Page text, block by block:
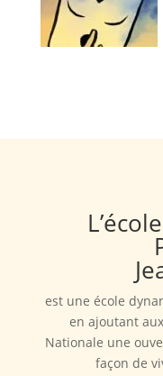
est une école
en ajoutant
Nationale une
façon de